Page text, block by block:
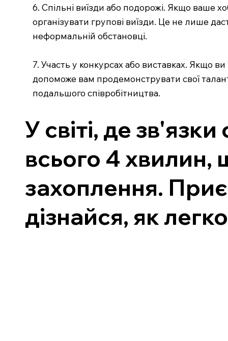
6. Спільні виїзди або подорожі. Якщо ваше
організувати групові виїзди. Це не лише
неформальній обстановці.
7. Участь у конкурсах або виставках. Якщо
допоможе вам продемонструвати свої
подальшого співробітництва.
У світі, де
всього 4 хвилин,
захоплення.
дізнайся, як